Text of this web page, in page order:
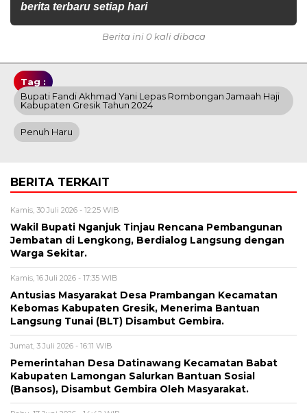
berita terbaru setiap hari
Berita ini 0 kali dibaca
Tag :
Bupati Fandi Akhmad Yani Lepas Rombongan Jamaah Haji
Kabupaten Gresik Tahun 2024
Penuh Haru
BERITA TERKAIT
Kamis, 30 Juli 2026 - 12:25 WIB
Wakil Bupati Nganjuk Tinjau Rencana Pembangunan
Jembatan di Lengkong, Berdialog Langsung dengan
Warga Sekitar.
Kamis, 16 Juli 2026 - 17:35 WIB
Antusias Masyarakat Desa Prambangan Kecamatan
Kebomas Kabupaten Gresik, Menerima Bantuan
Langsung Tunai (BLT) Disambut Gembira.
Jumat, 3 Juli 2026 - 16:11 WIB
Pemerintahan Desa Datinawang Kecamatan Babat
Kabupaten Lamongan Salurkan Bantuan Sosial
(Bansos), Disambut Gembira Oleh Masyarakat.